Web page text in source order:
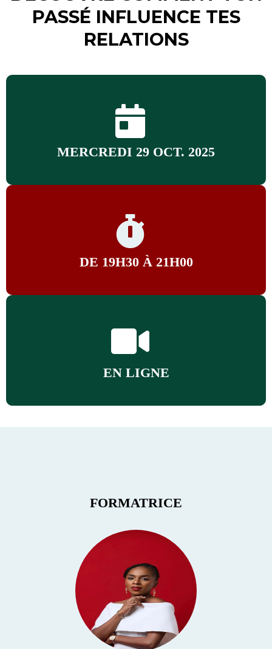
PASSÉ INFLUENCE TES
RELATIONS
MERCREDI 29 OCT. 2025
DE 19H30 À 21H00
EN LIGNE
FORMATRICE